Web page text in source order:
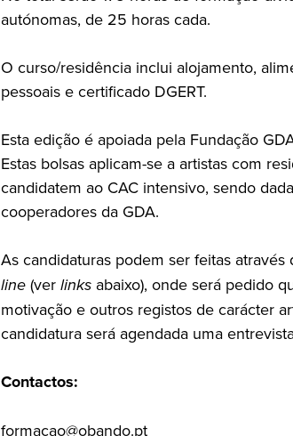
autónomas, de 25 horas cada.
O curso/residência inclui alojamento,
pessoais e certificado DGERT.
Esta edição é apoiada pela Fundação
Estas bolsas aplicam-se a artistas com
candidatem ao CAC intensivo, sendo
cooperadores da GDA.
As candidaturas podem ser feitas
line (ver links abaixo), onde será pedido
motivação e outros registos de carácter
candidatura será agendada uma
Contactos:
formacao@obando.pt